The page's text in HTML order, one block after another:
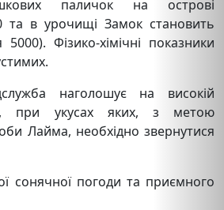
паличок на острові
та в урочищі Замок становить
5000). Фізико-хімічні показники
наголошує на високій
при укусах яких, з метою
Лайма, необхідно звернутися
сонячної погоди та приємного